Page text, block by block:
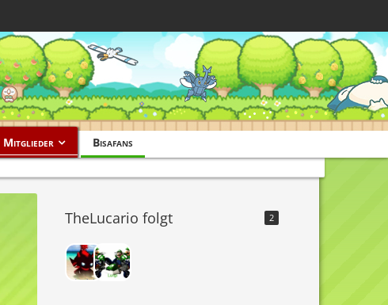
Mitglieder Bisafans
TheLucario folgt 2